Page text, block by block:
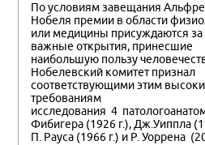
По условиям завещания
Нобеля премии в области
или медицины присуждаются
важные открытия, принесшие
наибольшую пользу
Нобелевский комитет признал
соответствующими этим
требованиям
исследования 4
Фибигера (1926 г.), Дж.Уиппла
П. Рауса (1966 г.) и Р. Уоррена